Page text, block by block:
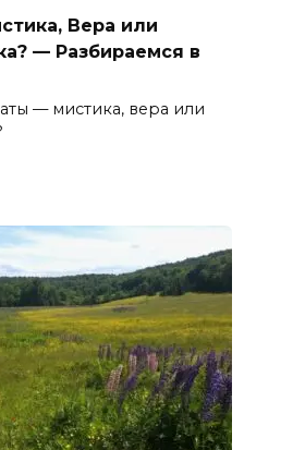
Вера или
— Разбираемся в
— мистика, вера или